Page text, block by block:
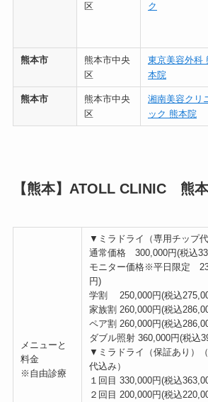
区
ク
熊本市
熊本市中央
区
東京美容外科
本院
熊本市
熊本市中央
区
湘南美容クリ
ック 熊本院
【熊本】ATOLL CLINIC 熊
メニューと
料金
※自由診療
▼ミラドライ（専用チップ代
通常価格 300,000円(税込
モニター価格※平日限定
円)
学割 250,000円(税込
家族割 260,000円(税込
ペア割 260,000円(税込
ダブル照射 360,000円(税込
▼ミラドライ（保証あり）
代込み）
１回目 330,000円(税込
２回目 200,000円(税込